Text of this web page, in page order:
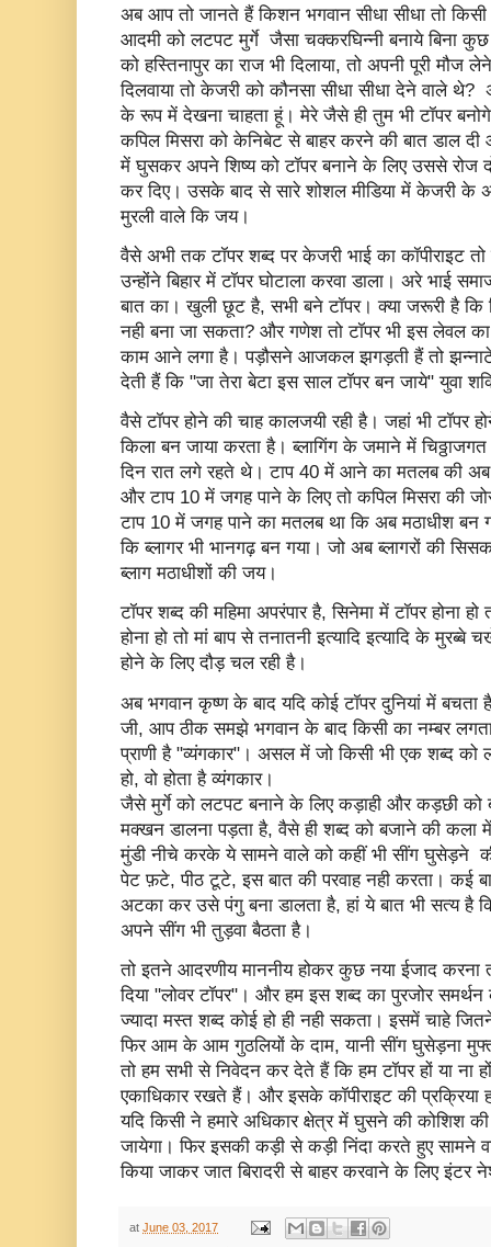
अब आप तो जानते हैं किशन भगवान सीधा सीधा तो
आदमी को लटपट मुर्गे जैसा चक्करघिन्नी बनाये बिना
को हस्तिनापुर का राज भी दिलाया, तो अपनी पूरी मौज
दिलवाया तो केजरी को कौनसा सीधा सीधा देने वाले
के रूप में देखना चाहता हूं। मेरे जैसे ही तुम भी टॉपर
कपिल मिसरा को केनिबेट से बाहर करने की बात डाल
में घुसकर अपने शिष्य को टॉपर बनाने के लिए उससे रोज
कर दिए। उसके बाद से सारे शोशल मीडिया में केजरी के
मुरली वाले कि जय।
वैसे अभी तक टॉपर शब्द पर केजरी भाई का कॉपीराइट
उन्होंने बिहार में टॉपर घोटाला करवा डाला। अरे भाई
बात का। खुली छूट है, सभी बने टॉपर। क्या जरूरी है कि
नही बना जा सकता? और गणेश तो टॉपर भी इस लेवल
काम आने लगा है। पड़ौसने आजकल झगड़ती हैं तो
देती हैं कि "जा तेरा बेटा इस साल टॉपर बन जाये" युवा
वैसे टॉपर होने की चाह कालजयी रही है। जहां भी टॉपर
किला बन जाया करता है। ब्लागिंग के जमाने में
दिन रात लगे रहते थे। टाप 40 में आने का मतलब की अब
और टाप 10 में जगह पाने के लिए तो कपिल मिसरा की
टाप 10 में जगह पाने का मतलब था कि अब मठाधीश
कि ब्लागर भी भानगढ़ बन गया। जो अब ब्लागरों की
ब्लाग मठाधीशों की जय।
टॉपर शब्द की महिमा अपरंपार है, सिनेमा में टॉपर होना
होना हो तो मां बाप से तनातनी इत्यादि इत्यादि के
होने के लिए दौड़ चल रही है।
अब भगवान कृष्ण के बाद यदि कोई टॉपर दुनियां में बचता
जी, आप ठीक समझे भगवान के बाद किसी का नम्बर लगता
प्राणी है "व्यंगकार"। असल में जो किसी भी एक शब्द को
हो, वो होता है व्यंगकार।
जैसे मुर्गे को लटपट बनाने के लिए कड़ाही और कड़छी को
मक्खन डालना पड़ता है, वैसे ही शब्द को बजाने की कला
मुंडी नीचे करके ये सामने वाले को कहीं भी सींग घुसेड़ने
पेट फ़टे, पीठ टूटे, इस बात की परवाह नही करता। कई
अटका कर उसे पंगु बना डालता है, हां ये बात भी सत्य है
अपने सींग भी तुड़वा बैठता है।
तो इतने आदरणीय माननीय होकर कुछ नया ईजाद करना
दिया "लोवर टॉपर"। और हम इस शब्द का पुरजोर
ज्यादा मस्त शब्द कोई हो ही नही सकता। इसमें चाहे
फिर आम के आम गुठलियों के दाम, यानी सींग घुसेड़ना
तो हम सभी से निवेदन कर देते हैं कि हम टॉपर हों या ना
एकाधिकार रखते हैं। और इसके कॉपीराइट की
यदि किसी ने हमारे अधिकार क्षेत्र में घुसने की कोशिश
जायेगा। फिर इसकी कड़ी से कड़ी निंदा करते हुए सामने
किया जाकर जात बिरादरी से बाहर करवाने के लिए इंटर
at June 03, 2017